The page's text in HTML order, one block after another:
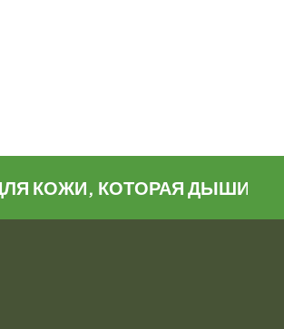
КОЖИ, КОТОРАЯ ДЫШИТ